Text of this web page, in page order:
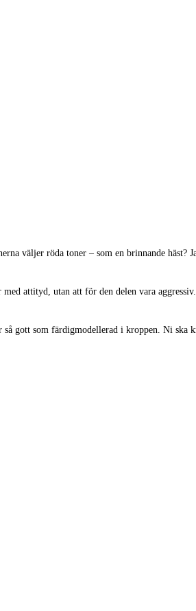
väljer röda toner – som en brinnande häst?
attityd, utan att för den delen vara
gott som färdigmodellerad i kroppen. Ni ska